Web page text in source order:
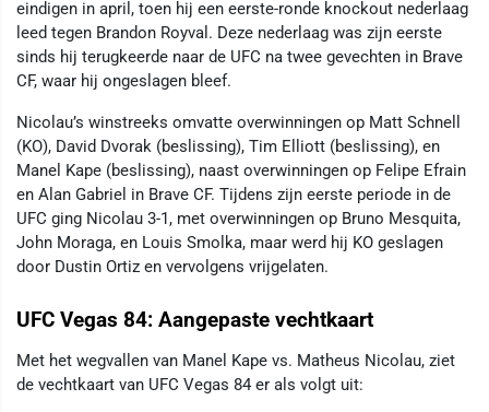
eindigen in april, toen hij een eerste-ronde knockout nederlaag
leed tegen Brandon Royval. Deze nederlaag was zijn eerste
sinds hij terugkeerde naar de UFC na twee gevechten in Brave
CF, waar hij ongeslagen bleef.
Nicolau’s winstreeks omvatte overwinningen op Matt Schnell
(KO), David Dvorak (beslissing), Tim Elliott (beslissing), en
Manel Kape (beslissing), naast overwinningen op Felipe Efrain
en Alan Gabriel in Brave CF. Tijdens zijn eerste periode in de
UFC ging Nicolau 3-1, met overwinningen op Bruno Mesquita,
John Moraga, en Louis Smolka, maar werd hij KO geslagen
door Dustin Ortiz en vervolgens vrijgelaten.
UFC Vegas 84: Aangepaste vechtkaart
Met het wegvallen van Manel Kape vs. Matheus Nicolau, ziet
de vechtkaart van UFC Vegas 84 er als volgt uit: